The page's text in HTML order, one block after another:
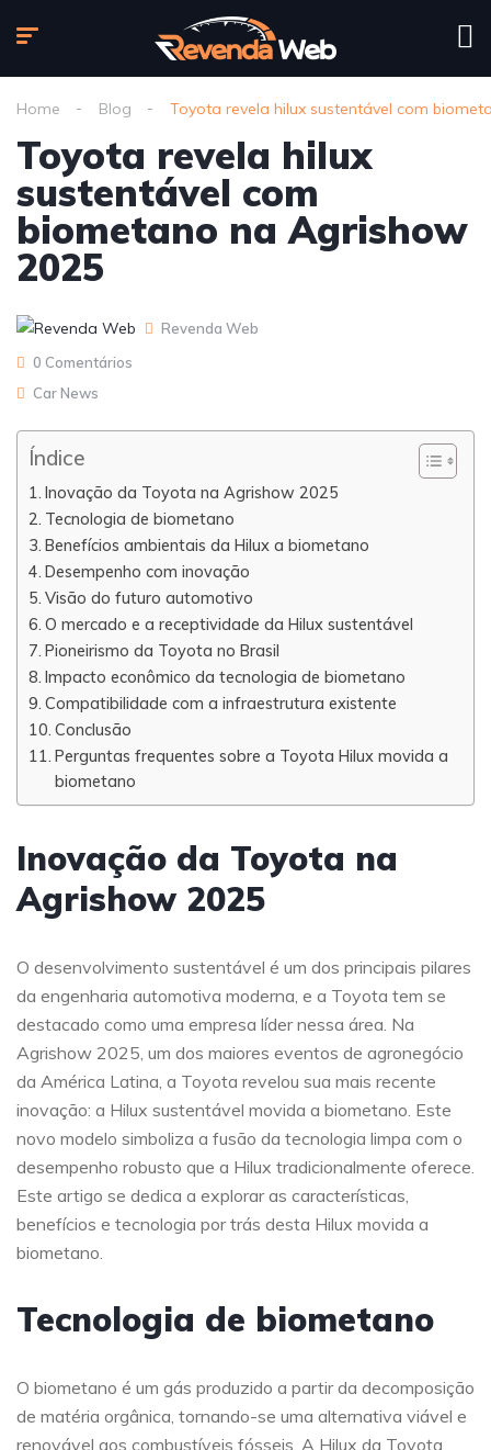
Home Blog Toyota revela hilux sustentável com
Toyota revela hilux
sustentável com
biometano na Agrishow
2025
Revenda Web
0 Comentários
Car News
Índice
Inovação da Toyota na Agrishow 2025
Tecnologia de biometano
Benefícios ambientais da Hilux a biometano
Desempenho com inovação
Visão do futuro automotivo
O mercado e a receptividade da Hilux sustentável
Pioneirismo da Toyota no Brasil
Impacto econômico da tecnologia de biometano
Compatibilidade com a infraestrutura existente
Conclusão
Perguntas frequentes sobre a Toyota Hilux movida a
biometano
Inovação da Toyota na
Agrishow 2025
O desenvolvimento sustentável é um dos principais pilares
da engenharia automotiva moderna, e a Toyota tem se
destacado como uma empresa líder nessa área. Na
Agrishow 2025, um dos maiores eventos de agronegócio
da América Latina, a Toyota revelou sua mais recente
inovação: a Hilux sustentável movida a biometano. Este
novo modelo simboliza a fusão da tecnologia limpa com o
desempenho robusto que a Hilux tradicionalmente oferece.
Este artigo se dedica a explorar as características,
benefícios e tecnologia por trás desta Hilux movida a
biometano.
Tecnologia de biometano
O biometano é um gás produzido a partir da decomposição
de matéria orgânica, tornando-se uma alternativa viável e
renovável aos combustíveis fósseis. A Hilux da Toyota